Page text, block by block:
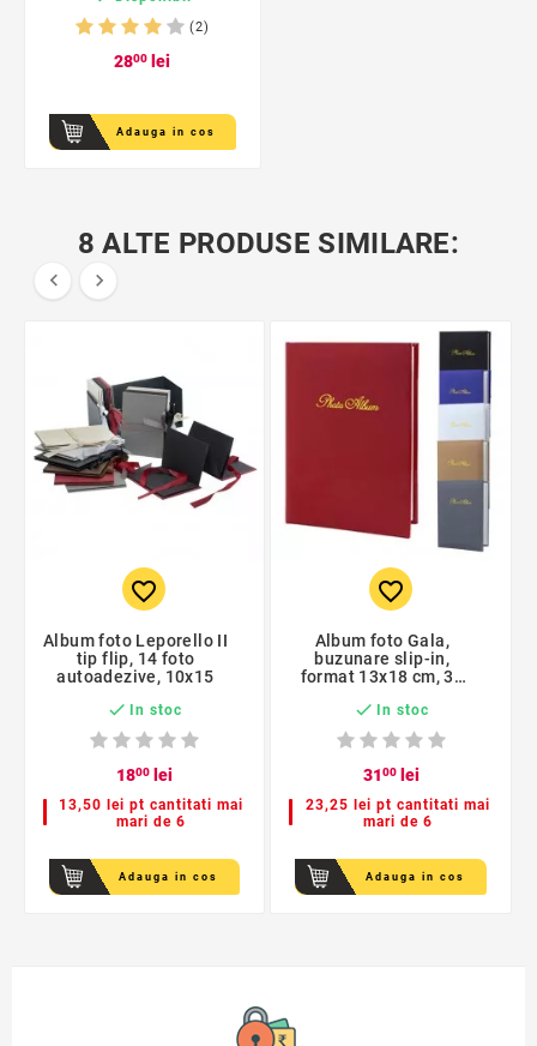
(2)
2800 lei
Adauga in cos
8 ALTE PRODUSE SIMILARE:
 
favorite_border
Album foto Leporello II
tip flip, 14 foto
autoadezive, 10x15
 In stoc
1800lei
13,50 lei pt cantitati mai
mari de 6
Adauga in cos
favorite_border
Album foto Gala,
buzunare slip-in,
format 13x18 cm, 36
 In stoc
3100lei
23,25 lei pt cantitati mai
mari de 6
Adauga in cos